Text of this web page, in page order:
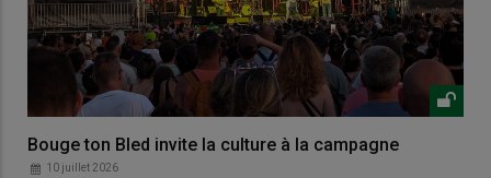
Bouge ton Bled invite la culture à la campagne
10 juillet 2026